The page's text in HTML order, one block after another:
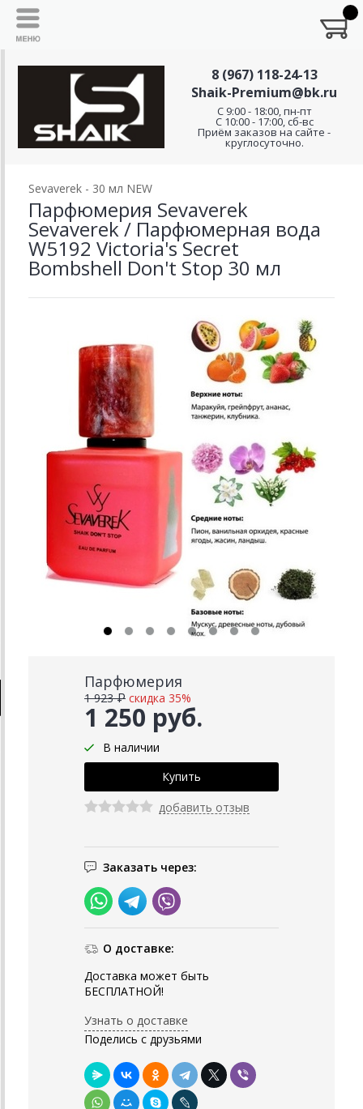
8 (967) 118-24-13
Shaik-Premium@bk.ru
C 9:00 - 18:00, пн-пт
С 10:00 - 17:00, сб-вс
Приём заказов на сайте -
круглосуточно.
Sevaverek - 30 мл NEW
Парфюмерия Sevaverek
Sevaverek / Парфюмерная вода
W5192 Victoria's Secret
Bombshell Don't Stop 30 мл
Парфюмерия
1 250 руб.
1 923 ₽ скидка 35%
В наличии
добавить отзыв
Заказать через:
О доставке:
Доставка может быть
БЕСПЛАТНОЙ!
Узнать о доставке
Поделись с друзьями